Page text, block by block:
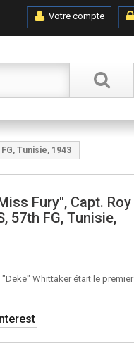
Votre compte
Tunisie, 1943
Fury", Capt. Roy
57th FG, Tunisie,
Whittaker était le premier